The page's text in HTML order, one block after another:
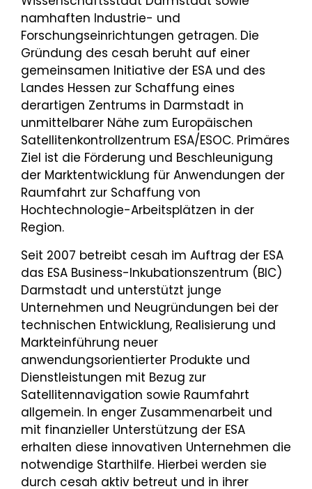
namhaften Industrie- und
Forschungseinrichtungen getragen. Die
Gründung des cesah beruht auf einer
gemeinsamen Initiative der ESA und des
Landes Hessen zur Schaffung eines
derartigen Zentrums in Darmstadt in
unmittelbarer Nähe zum Europäischen
Satellitenkontrollzentrum ESA/ESOC. Primäres
Ziel ist die Förderung und Beschleunigung
der Marktentwicklung für Anwendungen der
Raumfahrt zur Schaffung von
Hochtechnologie-Arbeitsplätzen in der
Region.
Seit 2007 betreibt cesah im Auftrag der ESA
das ESA Business-Inkubationszentrum (BIC)
Darmstadt und unterstützt junge
Unternehmen und Neugründungen bei der
technischen Entwicklung, Realisierung und
Markteinführung neuer
anwendungsorientierter Produkte und
Dienstleistungen mit Bezug zur
Satellitennavigation sowie Raumfahrt
allgemein. In enger Zusammenarbeit und
mit finanzieller Unterstützung der ESA
erhalten diese innovativen Unternehmen die
notwendige Starthilfe. Hierbei werden sie
durch cesah aktiv betreut und in ihrer